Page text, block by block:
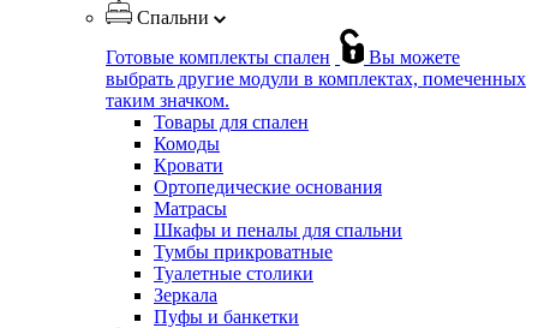
Спальни
Готовые комплекты спален
Вы можете
выбрать другие модули в комплектах, помеченных
таким значком.
Товары для спален
Комоды
Кровати
Ортопедические основания
Матрасы
Шкафы и пеналы для спальни
Тумбы прикроватные
Туалетные столики
Зеркала
Пуфы и банкетки